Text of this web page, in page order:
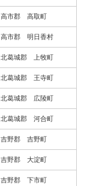
高市郡 高取町
高市郡 明日香村
北葛城郡 上牧町
北葛城郡 王寺町
北葛城郡 広陵町
北葛城郡 河合町
吉野郡 吉野町
吉野郡 大淀町
吉野郡 下市町